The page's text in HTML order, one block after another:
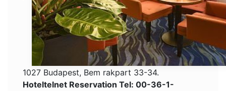
1027 Budapest, Bem rakpart 33-34.
Hoteltelnet Reservation Tel: 00-36-1-